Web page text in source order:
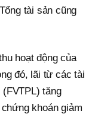
tài sản cũng
hoạt động của
đó, lãi từ các tài
tăng
khoán giảm